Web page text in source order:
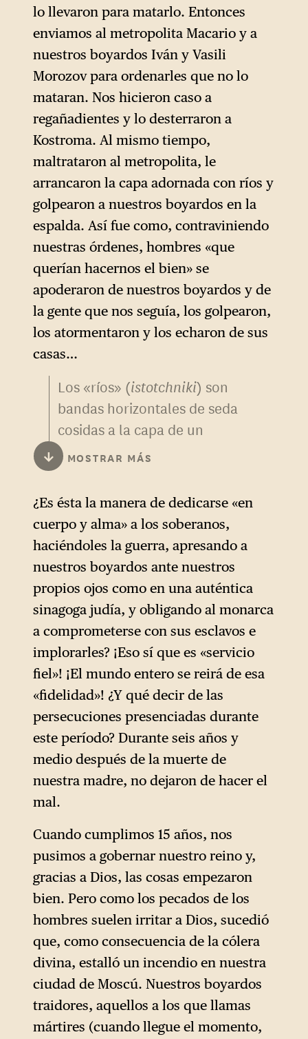
lo llevaron para matarlo. Entonces
enviamos al metropolita Macario y a
nuestros boyardos Iván y Vasili
Morozov para ordenarles que no lo
mataran. Nos hicieron caso a
regañadientes y lo desterraron a
Kostroma. Al mismo tiempo,
maltrataron al metropolita, le
arrancaron la capa adornada con ríos y
golpearon a nuestros boyardos en la
espalda. Así fue como, contraviniendo
nuestras órdenes, hombres «que
querían hacernos el bien» se
apoderaron de nuestros boyardos y de
la gente que nos seguía, los golpearon,
los atormentaron y los echaron de sus
casas…
Los «ríos» (istotchniki) son
bandas horizontales de seda
cosidas a la capa de un
obispo, que representan la
enseñanza que extrae de la
fuente de los dos
Testamentos.
↓ MOSTRAR MÁS
¿Es ésta la manera de dedicarse «en
cuerpo y alma» a los soberanos,
haciéndoles la guerra, apresando a
nuestros boyardos ante nuestros
propios ojos como en una auténtica
sinagoga judía, y obligando al monarca
a comprometerse con sus esclavos e
implorarles? ¡Eso sí que es «servicio
fiel»! ¡El mundo entero se reirá de esa
«fidelidad»! ¿Y qué decir de las
persecuciones presenciadas durante
este período? Durante seis años y
medio después de la muerte de
nuestra madre, no dejaron de hacer el
mal.
Cuando cumplimos 15 años, nos
pusimos a gobernar nuestro reino y,
gracias a Dios, las cosas empezaron
bien. Pero como los pecados de los
hombres suelen irritar a Dios, sucedió
que, como consecuencia de la cólera
divina, estalló un incendio en nuestra
ciudad de Moscú. Nuestros boyardos
traidores, aquellos a los que llamas
mártires (cuando llegue el momento,